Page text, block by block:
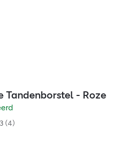
Tandenborstel - Roze
(4)